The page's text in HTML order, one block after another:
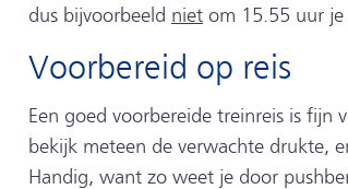
dus bijvoorbeeld niet om 15.55 uur je
Voorbereid op reis
Een goed voorbereide treinreis is fijn
bekijk meteen de verwachte drukte,
Handig, want zo weet je door